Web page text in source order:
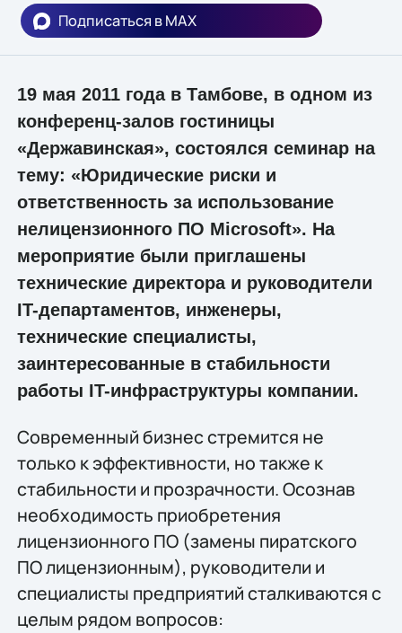
Подписаться в MAX
19 мая 2011 года в Тамбове, в одном из
конференц-залов гостиницы
«Державинская», состоялся семинар на
тему: «Юридические риски и
ответственность за использование
нелицензионного ПО Microsoft». На
мероприятие были приглашены
технические директора и руководители
IT-департаментов, инженеры,
технические специалисты,
заинтересованные в стабильности
работы IT-инфраструктуры компании.
Современный бизнес стремится не
только к эффективности, но также к
стабильности и прозрачности. Осознав
необходимость приобретения
лицензионного ПО (замены пиратского
ПО лицензионным), руководители и
специалисты предприятий сталкиваются с
целым рядом вопросов: